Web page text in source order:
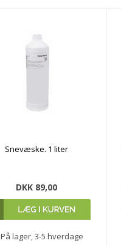
Snevæske. 1 liter
DKK 89,00
På lager, 3-5 hverdage